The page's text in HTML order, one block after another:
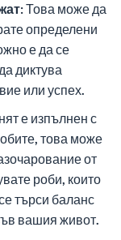
Това може да
определени
е да се
диктува
или успех.
е изпълнен с
това може
от
роби, които
търси баланс
вашия живот.